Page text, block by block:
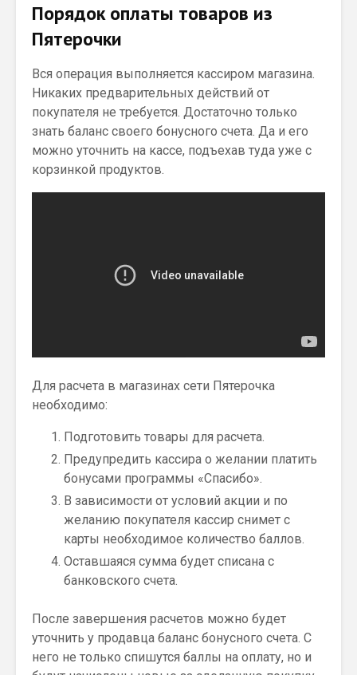
Порядок оплаты товаров из
Пятерочки
Вся операция выполняется кассиром магазина.
Никаких предварительных действий от
покупателя не требуется. Достаточно только
знать баланс своего бонусного счета. Да и его
можно уточнить на кассе, подъехав туда уже с
корзинкой продуктов.
Для расчета в магазинах сети Пятерочка
необходимо:
Подготовить товары для расчета.
Предупредить кассира о желании платить
бонусами программы «Спасибо».
В зависимости от условий акции и по
желанию покупателя кассир снимет с
карты необходимое количество баллов.
Оставшаяся сумма будет списана с
банковского счета.
После завершения расчетов можно будет
уточнить у продавца баланс бонусного счета. С
него не только спишутся баллы на оплату, но и